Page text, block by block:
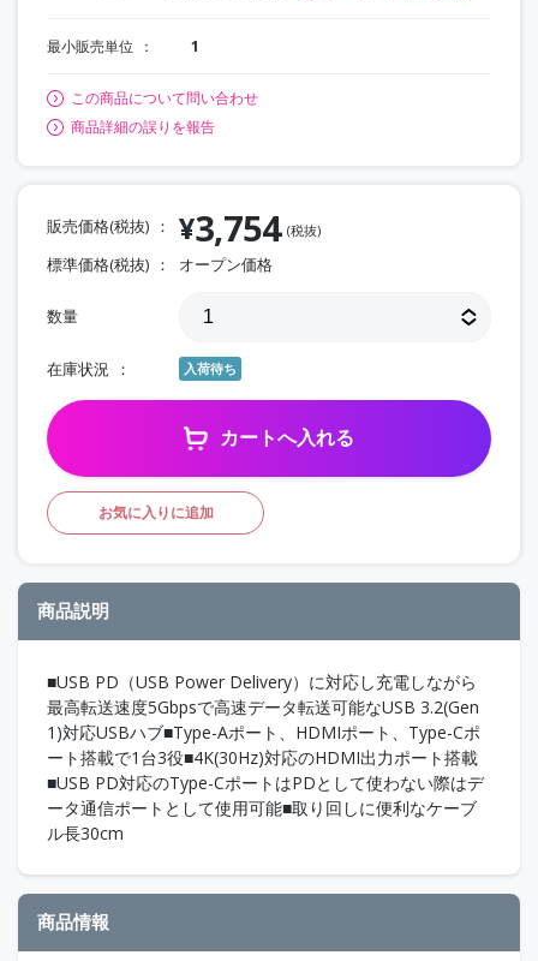
最小販売単位 1
この商品について問い合わせ
商品詳細の誤りを報告
販売価格(税抜) ¥3,754 (税抜)
標準価格(税抜) オープン価格
数量
在庫状況 入荷待ち
カートへ入れる
お気に入りに追加
商品説明
■USB PD（USB Power Delivery）に対応し充電しながら
最高転送速度5Gbpsで高速データ転送可能なUSB 3.2(Gen
1)対応USBハブ■Type-Aポート、HDMIポート、Type-Cポ
ート搭載で1台3役■4K(30Hz)対応のHDMI出力ポート搭載
■USB PD対応のType-CポートはPDとして使わない際はデ
ータ通信ポートとして使用可能■取り回しに便利なケーブ
ル長30cm
商品情報